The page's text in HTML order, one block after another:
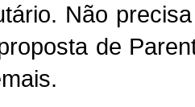
Não
de